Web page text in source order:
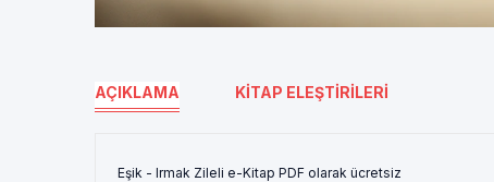
AÇIKLAMA KITAP ELEŞTIRILERI
Eşik - Irmak Zileli e-Kitap PDF olarak ücretsiz